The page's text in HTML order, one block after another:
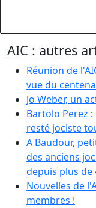
AIC : autres
Réunion de
vue du
Jo Weber, un
Bartolo Perez
resté jociste
A Baudour,
des anciens
depuis plus de
Nouvelles de
membres !